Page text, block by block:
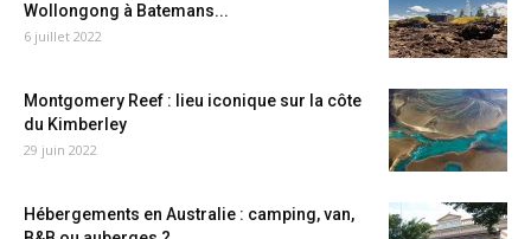
Wollongong à Batemans...
6 juillet 2022
Montgomery Reef : lieu iconique sur la côte
du Kimberley
29 juin 2022
Hébergements en Australie : camping, van,